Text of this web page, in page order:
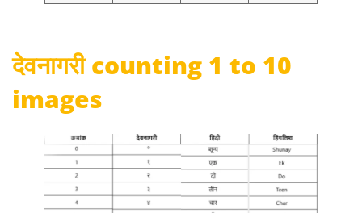
देवनागरी counting 1 to 10
images